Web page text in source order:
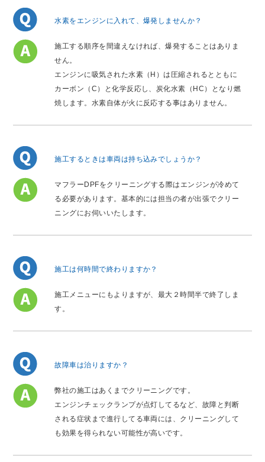
水素をエンジンに入れて、爆発しませんか？
施工する順序を間違えなければ、爆発することはありま
せん。
エンジンに吸気された水素（H）は圧縮されるとともに
カーボン（C）と化学反応し、炭化水素（HC）となり燃
焼します。水素自体が火に反応する事はありません。
施工するときは車両は持ち込みでしょうか？
マフラーDPFをクリーニングする際はエンジンが冷めて
る必要があります。基本的には担当の者が出張でクリー
ニングにお伺いいたします。
施工は何時間で終わりますか？
施工メニューにもよりますが、最大２時間半で終了しま
す。
故障車は治りますか？
弊社の施工はあくまでクリーニングです。
エンジンチェックランプが点灯してるなど、故障と判断
される症状まで進行してる車両には、クリーニングして
も効果を得られない可能性が高いです。